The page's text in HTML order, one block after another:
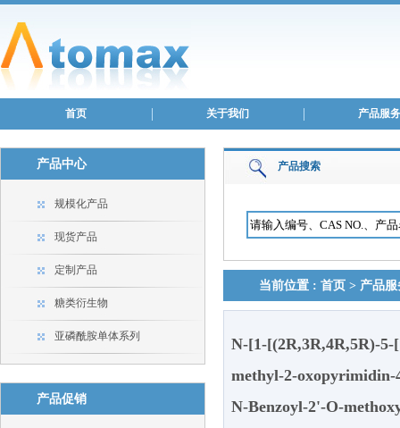
首页 关于我们 产品服务
产品中心
规模化产品
现货产品
定制产品
糖类衍生物
亚磷酰胺单体系列
产品促销
产品搜索
当前位置 : 首页 > 产品服
N-[1-[(2R,3R,4R,5R)-
methyl-2-oxopyrimidin-
N-Benzoyl-2'-O-